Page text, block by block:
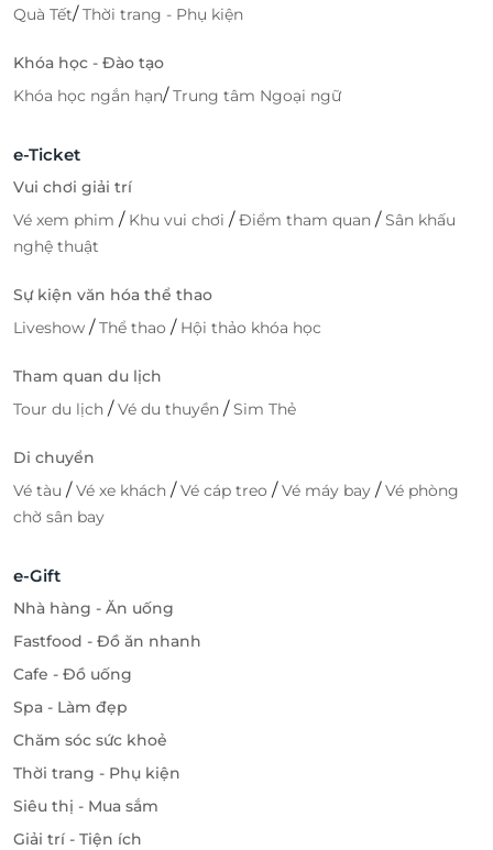
Quà Tết/Thời trang - Phụ kiện
Khóa học - Đào tạo
Khóa học ngắn hạn/Trung tâm Ngoại ngữ
e-Ticket
Vui chơi giải trí
Vé xem phim / Khu vui chơi /Điểm tham quan /Sân khấu
nghệ thuật
Sự kiện văn hóa thể thao
Liveshow /Thể thao / Hội thảo khóa học
Tham quan du lịch
Tour du lịch /Vé du thuyền /Sim Thẻ
Di chuyển
Vé tàu /Vé xe khách /Vé cáp treo /Vé máy bay /Vé phòng
chờ sân bay
e-Gift
Nhà hàng - Ăn uống
Fastfood - Đồ ăn nhanh
Cafe - Đồ uống
Spa - Làm đẹp
Chăm sóc sức khoẻ
Thời trang - Phụ kiện
Siêu thị - Mua sắm
Giải trí - Tiện ích